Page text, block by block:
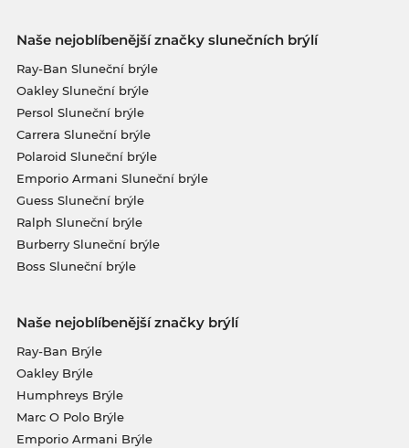
Naše nejoblíbenější značky slunečních brýlí
Ray-Ban Sluneční brýle
Oakley Sluneční brýle
Persol Sluneční brýle
Carrera Sluneční brýle
Polaroid Sluneční brýle
Emporio Armani Sluneční brýle
Guess Sluneční brýle
Ralph Sluneční brýle
Burberry Sluneční brýle
Boss Sluneční brýle
Naše nejoblíbenější značky brýlí
Ray-Ban Brýle
Oakley Brýle
Humphreys Brýle
Marc O Polo Brýle
Emporio Armani Brýle